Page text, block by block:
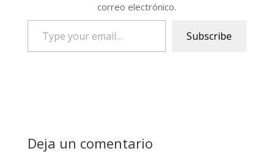
correo electrónico.
email…
Subscribe
Deja un comentario